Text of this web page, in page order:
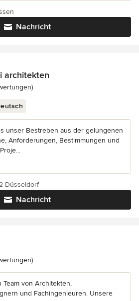
Nachricht
architekten
5 von 5 Sternen
unser Bestreben aus der gelungenen
Anforderungen, Bestimmungen und
Nachricht
Düsseldorf
5 von 5 Sternen
von Architekten,
und Fachingenieuren. Unsere